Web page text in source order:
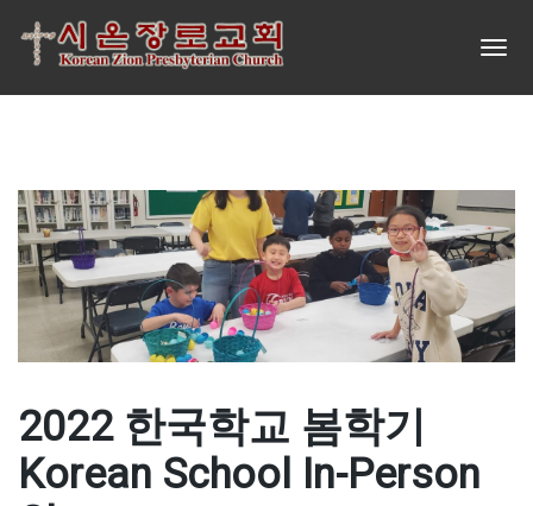
2022 한국학교 봄학기
Korean School In-Person